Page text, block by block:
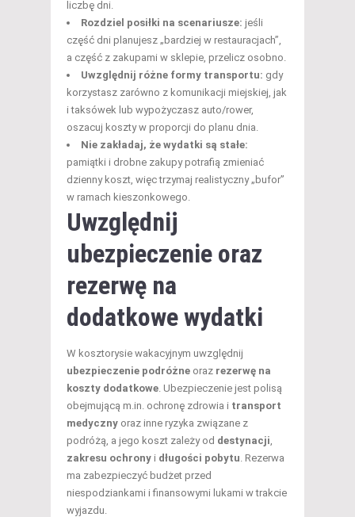
liczbę dni.
Rozdziel posiłki na scenariusze: jeśli
część dni planujesz „bardziej w restauracjach”,
a część z zakupami w sklepie, przelicz osobno.
Uwzględnij różne formy transportu: gdy
korzystasz zarówno z komunikacji miejskiej, jak
i taksówek lub wypożyczasz auto/rower,
oszacuj koszty w proporcji do planu dnia.
Nie zakładaj, że wydatki są stałe:
pamiątki i drobne zakupy potrafią zmieniać
dzienny koszt, więc trzymaj realistyczny „bufor”
w ramach kieszonkowego.
Uwzględnij
ubezpieczenie oraz
rezerwę na
dodatkowe wydatki
W kosztorysie wakacyjnym uwzględnij
ubezpieczenie podróżne oraz rezerwę na
koszty dodatkowe . Ubezpieczenie jest polisą
obejmującą m.in. ochronę zdrowia i transport
medyczny oraz inne ryzyka związane z
podróżą, a jego koszt zależy od destynacji
zakresu ochrony i długości pobytu . Rezerwa
ma zabezpieczyć budżet przed
niespodziankami i finansowymi lukami w trakcie
wyjazdu.